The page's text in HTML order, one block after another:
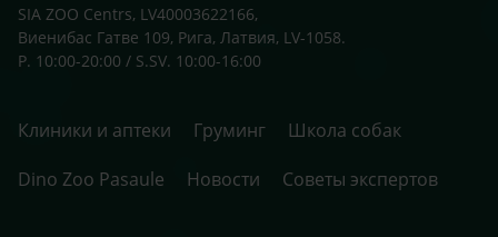
SIA ZOO Centrs, LV40003622166,
Виенибас Гатве 109, Рига, Латвия, LV-1058.
P. 10:00-20:00 / S.SV. 10:00-16:00
Клиники и аптеки Груминг
Школа собак
Dino Zoo Pasaule
Новости Советы экспертов